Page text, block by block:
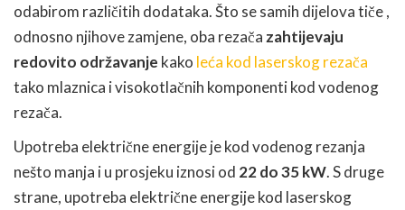
odabirom različitih dodataka. Što se samih dijelova tiče ,
odnosno njihove zamjene, oba rezača zahtijevaju
redovito održavanje kako leća kod laserskog rezača
tako mlaznica i visokotlačnih komponenti kod vodenog
rezača.
Upotreba električne energije je kod vodenog rezanja
nešto manja i u prosjeku iznosi od 22 do 35 kW. S druge
strane, upotreba električne energije kod laserskog